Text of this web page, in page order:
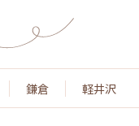
鎌倉 軽井沢